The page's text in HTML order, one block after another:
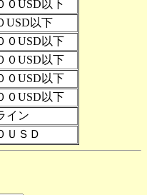
０USD以下
USD以下
０USD以下
０USD以下
０USD以下
０USD以下
イン
ＵＳＤ